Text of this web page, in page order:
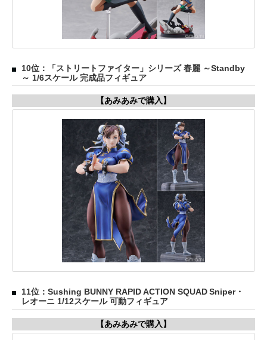
10位：「ストリートファイター」シリーズ 春麗 ～Standby
～ 1/6スケール 完成品フィギュア
【あみあみで購入】
11位：Sushing BUNNY RAPID ACTION SQUAD Sniper・
レオーニ 1/12スケール 可動フィギュア
【あみあみで購入】